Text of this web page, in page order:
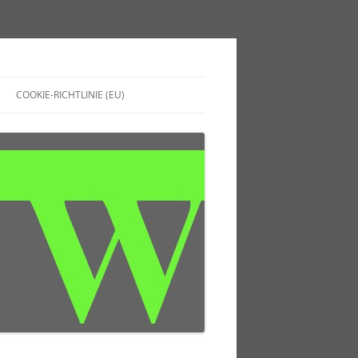
COOKIE-RICHTLINIE (EU)